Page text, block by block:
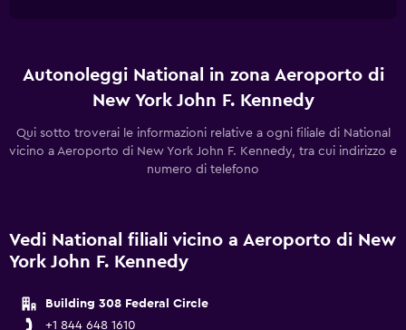
Autonoleggi National in zona Aeroporto di
New York John F. Kennedy
Qui sotto troverai le informazioni relative a ogni filiale di National
vicino a Aeroporto di New York John F. Kennedy, tra cui indirizzo e
numero di telefono
Vedi National filiali vicino a Aeroporto di New
York John F. Kennedy
Building 308 Federal Circle
+1 844 648 1610